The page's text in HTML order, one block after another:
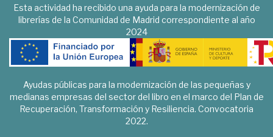
Esta actividad ha recibido una ayuda para la modernización de
librerías de la Comunidad de Madrid correspondiente al año
2024
Ayudas públicas para la modernización de las pequeñas y
medianas empresas del sector del libro en el marco del Plan de
Recuperación, Transformación y Resiliencia. Convocatoria
2022.